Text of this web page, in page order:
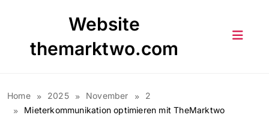
Website
themarktwo.com
Home 2025 November
2
Mieterkommunikation optimieren mit TheMarktwo